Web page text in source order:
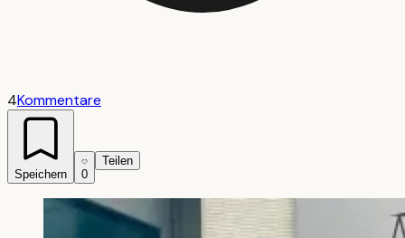
4Kommentare
Speichern 0
Teilen